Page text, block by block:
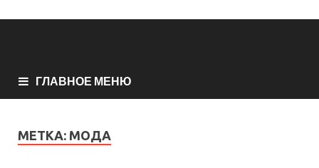
ГЛАВНОЕ МЕНЮ
МЕТКА: МОДА